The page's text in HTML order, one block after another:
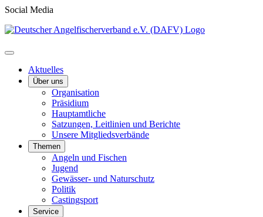
Social Media
Aktuelles
Über uns
Organisation
Präsidium
Hauptamtliche
Satzungen, Leitlinien und Berichte
Unsere Mitgliedsverbände
Themen
Angeln und Fischen
Jugend
Gewässer- und Naturschutz
Politik
Castingsport
Service